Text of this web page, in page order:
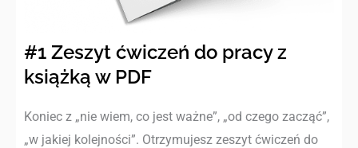
#1 Zeszyt ćwiczeń do pracy z
książką w PDF
Koniec z „nie wiem, co jest ważne”, „od czego zacząć”,
„w jakiej kolejności”. Otrzymujesz zeszyt ćwiczeń do